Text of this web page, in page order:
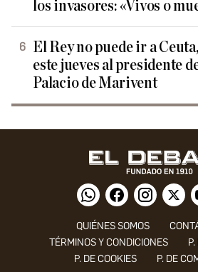
los invasores: «Vivos o
El Rey no puede ir a
este jueves al presidente
Palacio de Marivent
QUIÉNES SOMOS
TÉRMINOS Y CONDICIONES
P. DE COOKIES
P. DE